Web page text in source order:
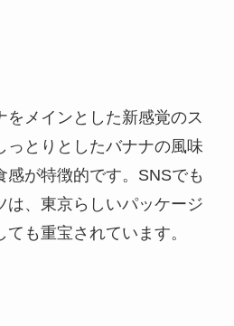
をメインとした新感覚のス
っとりとしたバナナの風味
感が特徴的です。SNSでも
は、東京らしいパッケージ
も重宝されています。